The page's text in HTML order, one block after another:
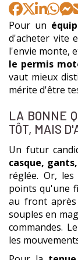
Pour un
d'acheter vite
l'envie monte,
le permis
vaut mieux
mérite d'être
LA BONNE
TÔT, MAIS
Un futur
casque,
réglée. Or,
points qu'une
au front après
souples en
commandes.
les